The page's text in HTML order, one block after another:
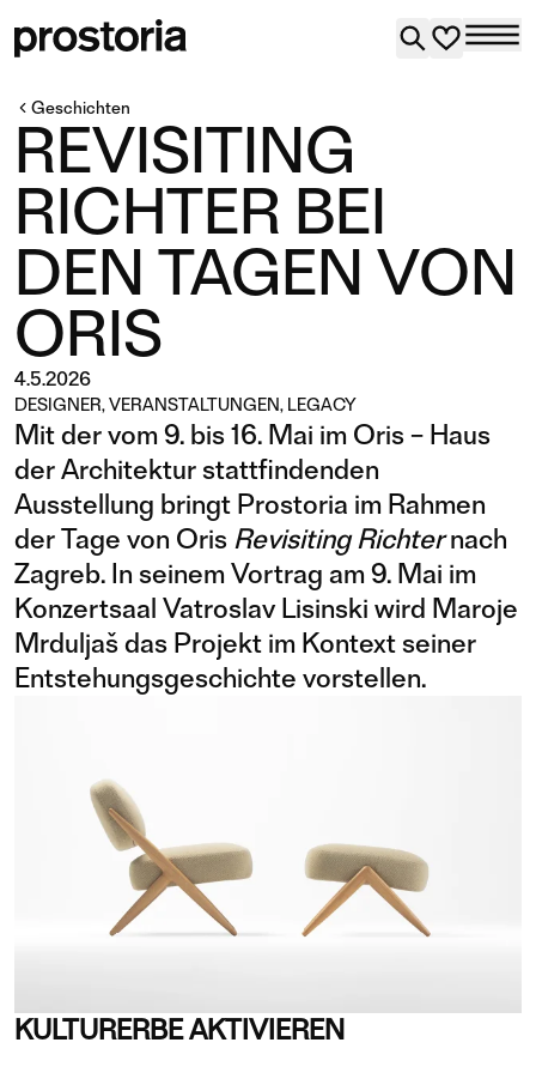
Geschichten
REVISITING
RICHTER BEI
DEN TAGEN VON
ORIS
4.5.2026
DESIGNER,VERANSTALTUNGEN, LEGACY
Mit der vom 9. bis 16. Mai im Oris – Haus
der Architektur stattfindenden
Ausstellung bringt Prostoria im Rahmen
der Tage von Oris Revisiting Richternach
Zagreb. In seinem Vortrag am 9. Mai im
Konzertsaal Vatroslav Lisinski wird Maroje
Mrduljaš das Projekt im Kontext seiner
Entstehungsgeschichte vorstellen.
KULTURERBE AKTIVIEREN